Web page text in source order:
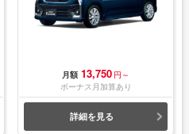
月額 13,750 円～
ボーナス月加算あり
詳細を見る